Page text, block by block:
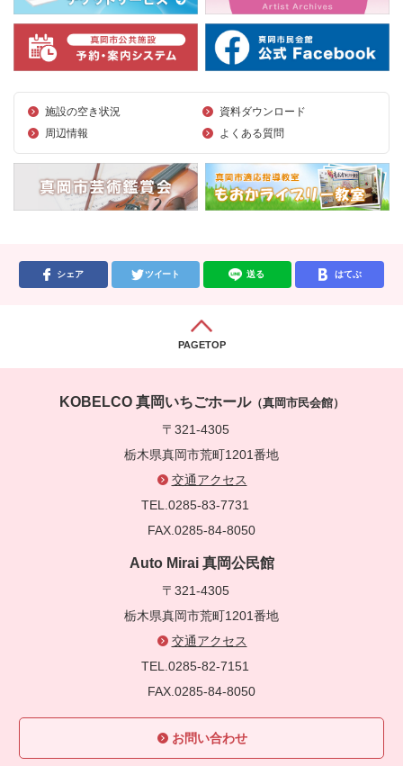
施設の空き状況
資料ダウンロード
周辺情報
よくある質問
シェア ツイート 送る はてぶ
PAGETOP
KOBELCO 真岡いちごホール（真岡市民会館）
〒321-4305
栃木県真岡市荒町1201番地
交通アクセス
TEL.0285-83-7731
FAX.0285-84-8050
Auto Mirai 真岡公民館
〒321-4305
栃木県真岡市荒町1201番地
交通アクセス
TEL.0285-82-7151
FAX.0285-84-8050
お問い合わせ